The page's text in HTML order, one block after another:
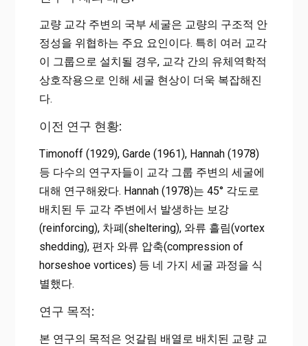
교량 교각 주변의 국부 세굴은 교량의 구조적 안
정성을 위협하는 주요 요인이다. 특히 여러 교각
이 그룹으로 설치될 경우, 교각 간의 유체역학적
상호작용으로 인해 세굴 현상이 더욱 복잡해진
다.
이전 연구 현황:
Timonoff (1929), Garde (1961), Hannah (1978)
등 다수의 연구자들이 교각 그룹 주변의 세굴에
대해 연구해왔다. Hannah (1978)는 45° 각도로
배치된 두 교각 주변에서 발생하는 보강
(reinforcing), 차폐(sheltering), 와류 흘림(vortex
shedding), 편자 와류 압축(compression of
horseshoe vortices) 등 네 가지 세굴 과정을 식
별했다.
연구 목적:
본 연구의 목적은 엇갈림 배열로 배치된 교량 교